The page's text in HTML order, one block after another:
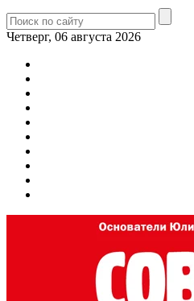
Четверг, 06 августа 2026